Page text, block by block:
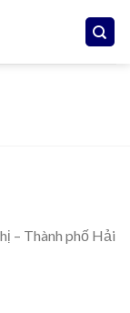
– Thành phố Hải